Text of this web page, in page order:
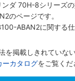
ンダ 70H-8シリーズ
のページです。
ABAN2に関する
を掲載しきれていな
ーカタログをご覧くだ